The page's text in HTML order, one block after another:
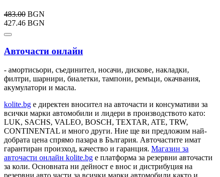
483.00 BGN
427.46 BGN
Авточасти онлайн
- амортисьори, съединител, носачи, дискове, накладки,
филтри, шарнири, биалетки, тампони, ремъци, окачвания,
акумулатори и масла.
kolite.bg e директен вносител на авточасти и консумативи за
всички марки автомобили и лидери в производството като:
LUK, SACHS, VALEO, BOSCH, TEXTAR, ATE, TRW,
CONTINENTAL и много други. Ние ще ви предложим най-
добрата цена спрямо пазара в България. Авточастите имат
гарантиран произход, качество и гаранция. Магазин за
авточасти онлайн kolite.bg е платформа за резервни авточасти
за коли. Основната ни дейност е внос и дистрибуция на